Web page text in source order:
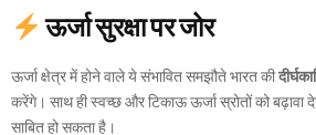
ऊर्जा सुरक्षा पर जोर
ऊर्जा क्षेत्र में होने वाले ये संभावित समझौते भारत की
करेंगे। साथ ही स्वच्छ और टिकाऊ ऊर्जा स्रोतों को बढ़ावा
साबित हो सकता है।